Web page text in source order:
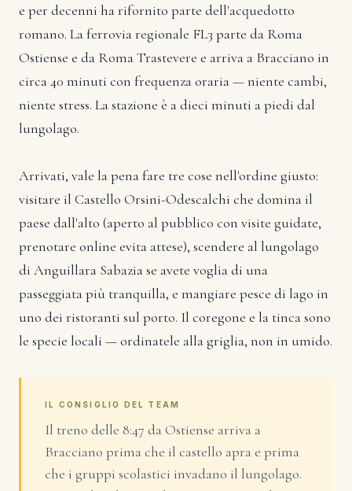
e per decenni ha rifornito parte dell'acquedotto
romano. La ferrovia regionale FL3 parte da Roma
Ostiense e da Roma Trastevere e arriva a Bracciano in
circa 40 minuti con frequenza oraria — niente cambi,
niente stress. La stazione è a dieci minuti a piedi dal
lungolago.
Arrivati, vale la pena fare tre cose nell'ordine giusto:
visitare il Castello Orsini-Odescalchi che domina il
paese dall'alto (aperto al pubblico con visite guidate,
prenotare online evita attese), scendere al lungolago
di Anguillara Sabazia se avete voglia di una
passeggiata più tranquilla, e mangiare pesce di lago in
uno dei ristoranti sul porto. Il coregone e la tinca sono
le specie locali — ordinatele alla griglia, non in umido.
IL CONSIGLIO DEL TEAM
Il treno delle 8:47 da Ostiense arriva a
Bracciano prima che il castello apra e prima
che i gruppi scolastici invadano il lungolago.